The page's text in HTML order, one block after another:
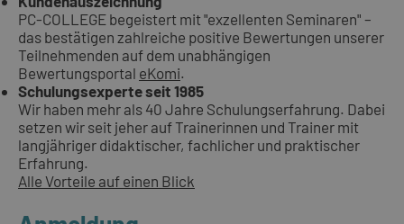
PC-COLLEGE begeistert mit "exzellenten Seminaren" –
das bestätigen zahlreiche positive Bewertungen unserer
Teilnehmenden auf dem unabhängigen
Bewertungsportal eKomi.
Schulungsexperte seit 1985
Wir haben mehr als 40 Jahre Schulungserfahrung. Dabei
setzen wir seit jeher auf Trainerinnen und Trainer mit
langjähriger didaktischer, fachlicher und praktischer
Erfahrung.
Alle Vorteile auf einen Blick